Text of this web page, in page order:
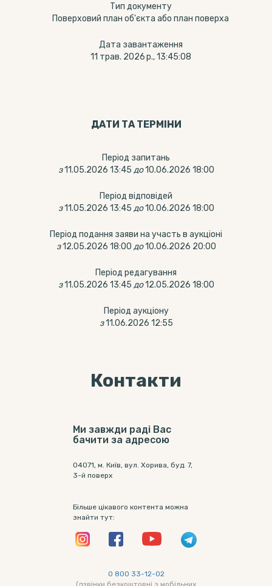
Тип документу
Поверховий план об'єкта або план поверха
Дата завантаження
11 трав. 2026 р., 13:45:08
ДАТИ ТА ТЕРМIНИ
Період запитань
з 11.05.2026 13:45 до 10.06.2026 18:00
Період відповідей
з 11.05.2026 13:45 до 10.06.2026 18:00
Період подання заяви на участь в аукціоні
з 12.05.2026 18:00 до 10.06.2026 20:00
Період редагування
з 11.05.2026 13:45 до 12.05.2026 18:00
Період аукціону
з 11.06.2026 12:55
Контакти
Ми завжди раді Вас
бачити за адресою
04071, м. Київ, вул. Хорива, буд. 7,
3-й поверх
Більше цікавого контента можна
знайти тут:
0 800 33-12-02
(дзвінки безкоштовні з мобільних